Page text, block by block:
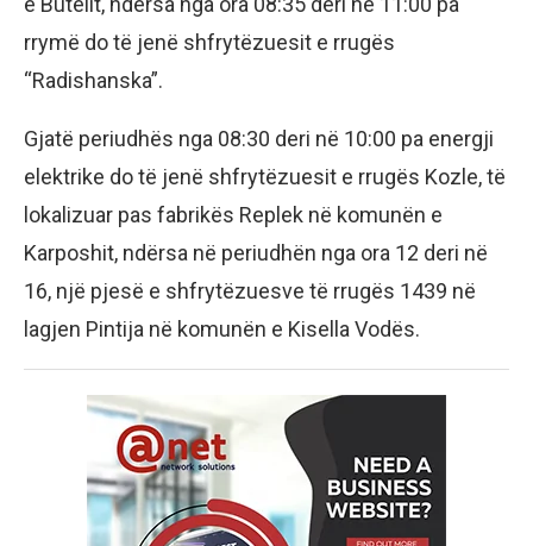
rrymë do të jenë shfrytëzuesit e rrugës
“Radishanska”.
Gjatë periudhës nga 08:30 deri në 10:00 pa energji
elektrike do të jenë shfrytëzuesit e rrugës Kozle, të
lokalizuar pas fabrikës Replek në komunën e
Karposhit, ndërsa në periudhën nga ora 12 deri në
16, një pjesë e shfrytëzuesve të rrugës 1439 në
lagjen Pintija në komunën e Kisella Vodës.